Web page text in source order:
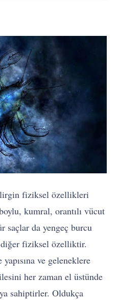
fiziksel özellikleri
kumral, orantılı vücut
saçlar da yengeç burcu
fiziksel özelliktir.
ve geleneklere
her zaman el üstünde
sahiptirler. Oldukça